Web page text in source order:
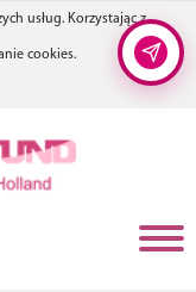
usług. Korzystając z
cookies.